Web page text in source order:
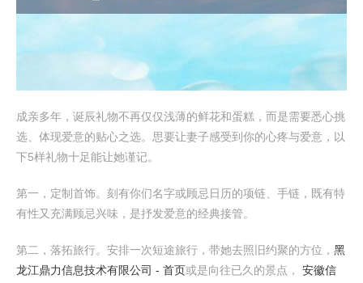
成亲多年，诞辰礼物不再仅仅浅薄的鲜花和蛋糕，而是需要悉心挑
选、体现爱意的贴心之选。思要让妻子感受到你的心疼与爱意，以
下5样礼物十足能让她谨记。
第一，定制首饰。刻有你们名字或顾忌日历的项链、手链，既有特
有性又充满顾忌兴味，是抒发爱意的经典接管。
第二，落拓旅行。安排一次短途旅行，带她去照旧约聚的方位， 黑
龙江鼎力信息技术有限公司 - 首页或是向往已久的景点， 安徽信